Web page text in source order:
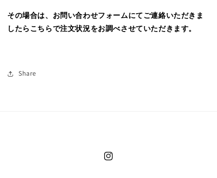
その場合は、お問い合わせフォームにてご連絡いただきま
したらこちらで注文状況をお調べさせていただきます。
Share
Instagram